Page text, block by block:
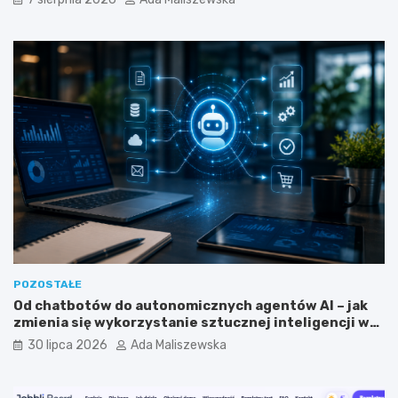
g
a
f
l
i
a
y
j
n
y
m
r
p
g
r
a
m
i
s
t
a
?
POZOSTAŁE
Od chatbotów do autonomicznych agentów AI – jak
zmienia się wykorzystanie sztucznej inteligencji w
biznesie?
30 lipca 2026 Ada Maliszewska